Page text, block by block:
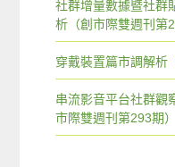
社群增量數據暨社群
析（創市際雙週刊第
穿戴裝置篇市調解析
串流影音平台社群觀
市際雙週刊第293期）